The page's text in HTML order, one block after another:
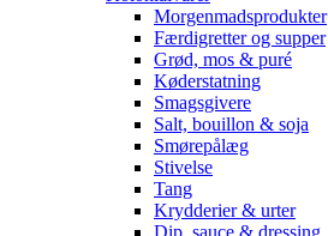
Morgenmadsprodukter
Færdigretter og supper
Grød, mos & puré
Køderstatning
Smagsgivere
Salt, bouillon & soja
Smørepålæg
Stivelse
Tang
Krydderier & urter